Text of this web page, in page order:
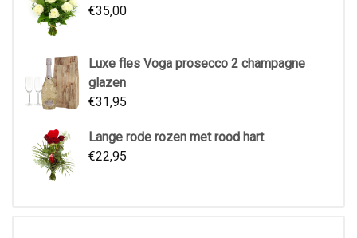
€35,00
Luxe fles Voga prosecco 2 champagne
glazen
€31,95
Lange rode rozen met rood hart
€22,95